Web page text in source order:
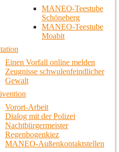
MANEO-Teestube
Schöneberg
MANEO-Teestube
Moabit
Einen Vorfall online melden
Zeugnisse schwulenfeindlicher
Gewalt
Vorort-Arbeit
Dialog mit der Polizei
Nachtbürgermeister
Regenbogenkiez
MANEO-Außenkontaktstellen